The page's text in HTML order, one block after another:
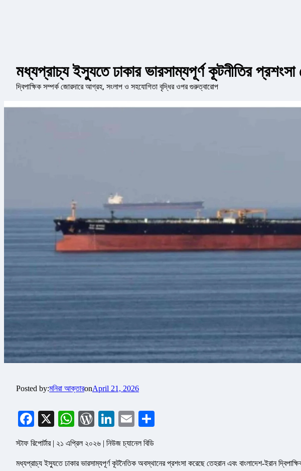
মধ্যপ্রাচ্য ইস্যুতে ঢাকার ভারসাম্যপূর্ণ কূটনীতির প্রশংসা
দ্বিপাক্ষিক সম্পর্ক জোরদারে আগ্রহ, সংলাপ ও সহযোগিতা বৃদ্ধির ওপর গুরুত্বারোপ
Posted by:মনিরা আক্তারonApril 21, 2026
Facebook
X WhatsApp
WordPress
LinkedIn
Email
স্টাফ রিপোর্টার | ২১ এপ্রিল ২০২৬ | নিউজ চ্যানেল বিডি
মধ্যপ্রাচ্য ইস্যুতে ঢাকার ভারসাম্যপূর্ণ কূটনৈতিক অবস্থানের প্রশংসা করেছে তেহরান এবং বাংলাদেশ-ইরান